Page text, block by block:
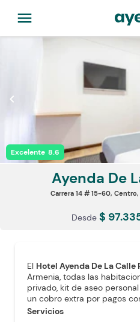
menu
Excelente 8.6
chevron_left
Ayenda De
Carrera 14 # 15-60,
Desde $
El Hotel Ayenda De La Calle
Armenia, todas las
privado, kit de aseo
un cobro extra por pagos
Servicios